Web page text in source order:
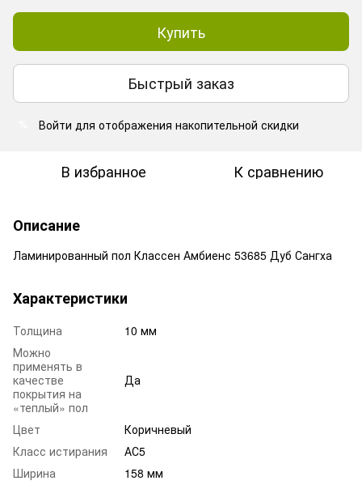
Купить
Быстрый заказ
Войти для отображения накопительной скидки
В избранное К сравнению
Описание
Ламинированный пол Классен Амбиенс 53685 Дуб Сангха
Характеристики
Толщина
10 мм
Можно
применять в
качестве
покрытия на
«теплый» пол
Да
Цвет
Коричневый
Класс истирания
АС5
Ширина
158 мм